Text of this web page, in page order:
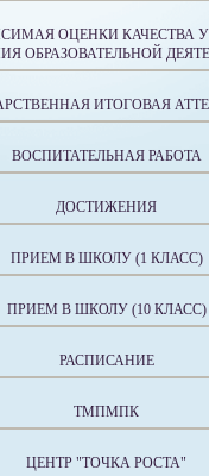
ОЦЕНКИ КАЧЕСТВА
ОБРАЗОВАТЕЛЬНОЙ
ИТОГОВАЯ
ВОСПИТАТЕЛЬНАЯ РАБОТА
ДОСТИЖЕНИЯ
ПРИЕМ В ШКОЛУ (1 КЛАСС)
ПРИЕМ В ШКОЛУ (10 КЛАСС)
РАСПИСАНИЕ
ТМПМПК
ЦЕНТР "ТОЧКА РОСТА"